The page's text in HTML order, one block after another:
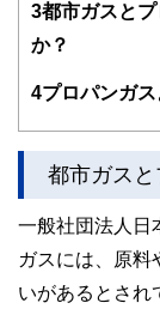
ドバ
士、
をわ
執筆
やす
な情
3都市ガスと
か？
4プロパンガ
都市ガスと
一般社団法人日
ガスには、原料
いがあるとされ